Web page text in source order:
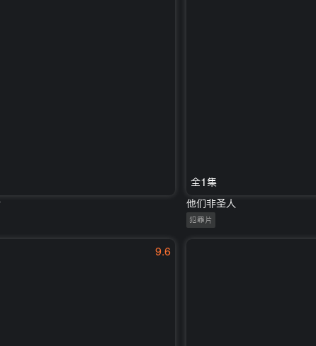
全1集
他们非圣人
犯罪片
9.6